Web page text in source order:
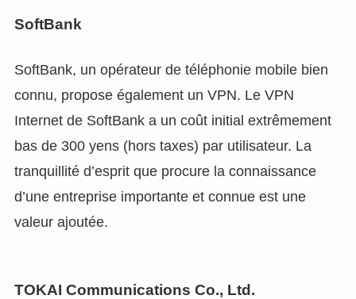
SoftBank
SoftBank, un opérateur de téléphonie mobile bien
connu, propose également un VPN. Le VPN
Internet de SoftBank a un coût initial extrêmement
bas de 300 yens (hors taxes) par utilisateur. La
tranquillité d’esprit que procure la connaissance
d’une entreprise importante et connue est une
valeur ajoutée.
TOKAI Communications Co., Ltd.